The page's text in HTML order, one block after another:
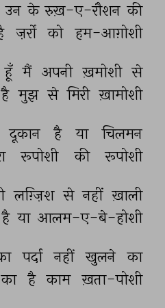
उन के रुख़-ए-रौशन की
ज़र्रों को हम-आग़ोशी
हूँ मैं अपनी ख़मोशी से
है मुझ से मिरी ख़ामोशी
दूकान है या
चिलमन
रूपोशी की रूपोशी
लग़्ज़िश से नहीं ख़ाली
है या आलम-ए-बे-होशी
पर्दा नहीं खुलने
का
का है काम ख़ता-पोशी